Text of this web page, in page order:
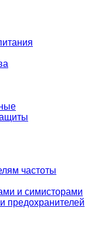
частоты
и симисторами
предохранителей